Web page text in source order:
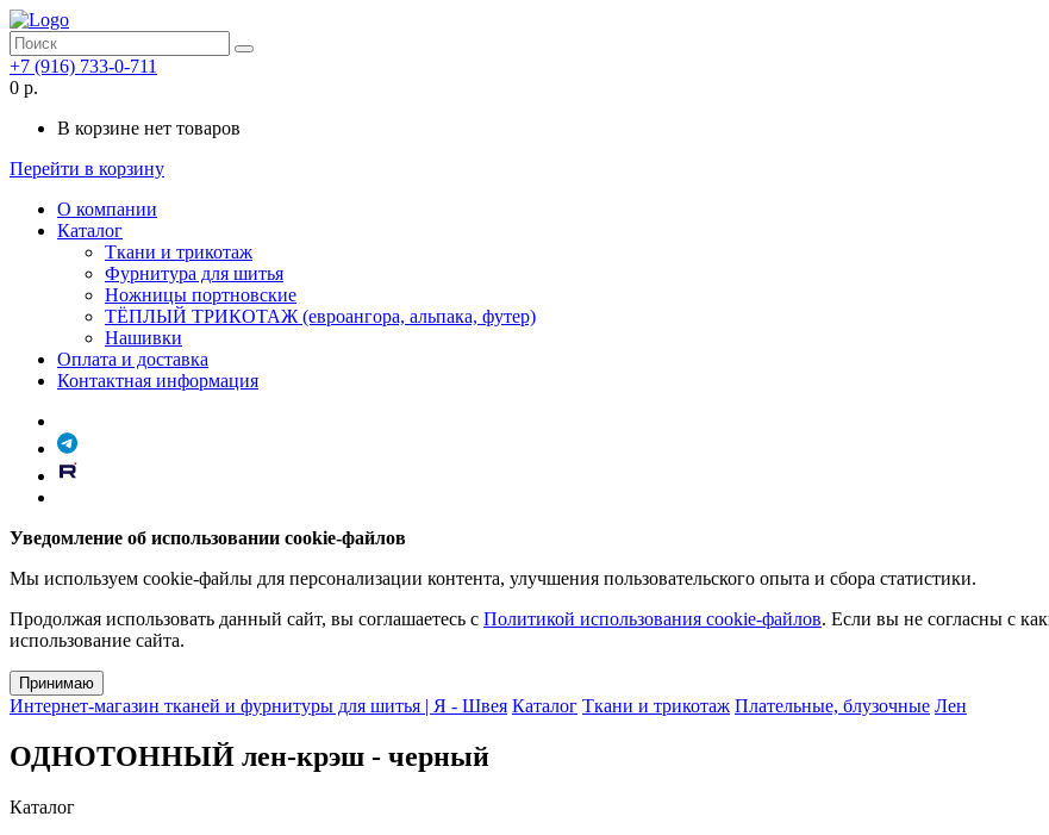
+7 (916) 733-0-711
0 р.
В корзине нет товаров
Перейти в корзину
О компании
Каталог
Ткани и трикотаж
Фурнитура для шитья
Ножницы портновские
ТЁПЛЫЙ ТРИКОТАЖ (евроангора, альпака, футер)
Нашивки
Оплата и доставка
Контактная информация
Уведомление об использовании cookie-файлов
Мы используем cookie-файлы для персонализации контента, улучшения пользовательского опыта и сбора статистики.
Продолжая использовать данный сайт, вы соглашаетесь с Политикой использования cookie-файлов. Если вы не согласны с
использование сайта.
Принимаю
Интернет-магазин тканей и фурнитуры для шитья | Я - Швея Каталог Ткани и трикотаж Плательные, блузочные Лен
ОДНОТОННЫЙ лен-крэш - черный
Каталог